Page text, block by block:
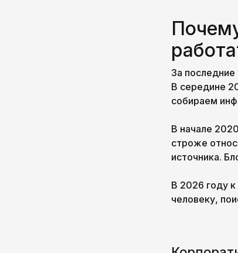
За последние
В середине
собираем
В начале
строже
источника.
В 2026 году
человеку,